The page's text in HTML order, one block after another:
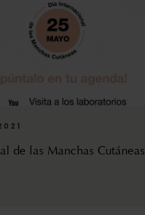
de las Manchas Cutáneas